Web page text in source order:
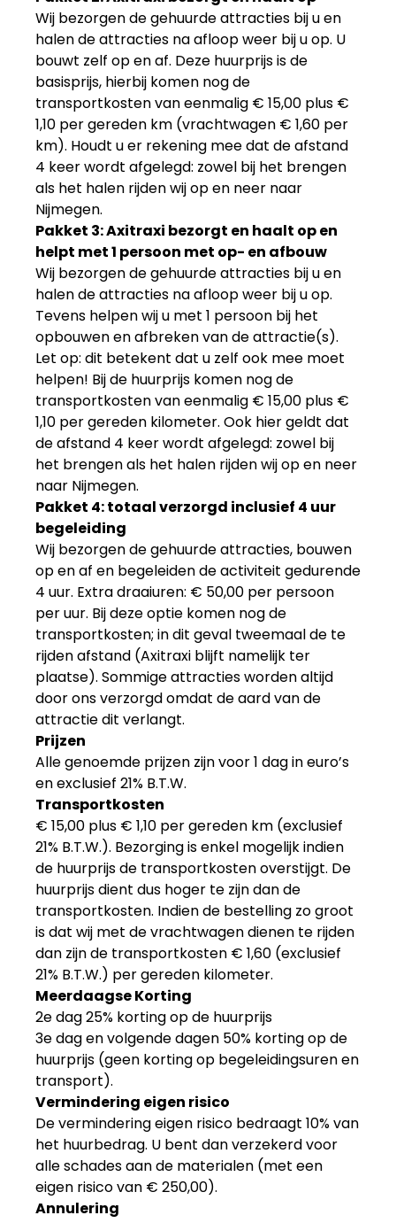
Wij bezorgen de gehuurde attracties bij u en
halen de attracties na afloop weer bij u op. U
bouwt zelf op en af. Deze huurprijs is de
basisprijs, hierbij komen nog de
transportkosten van eenmalig € 15,00 plus €
1,10 per gereden km (vrachtwagen € 1,60 per
km). Houdt u er rekening mee dat de afstand
4 keer wordt afgelegd: zowel bij het brengen
als het halen rijden wij op en neer naar
Nijmegen.
Pakket 3: Axitraxi bezorgt en haalt op en
helpt met 1 persoon met op- en afbouw
Wij bezorgen de gehuurde attracties bij u en
halen de attracties na afloop weer bij u op.
Tevens helpen wij u met 1 persoon bij het
opbouwen en afbreken van de attractie(s).
Let op: dit betekent dat u zelf ook mee moet
helpen! Bij de huurprijs komen nog de
transportkosten van eenmalig € 15,00 plus €
1,10 per gereden kilometer. Ook hier geldt dat
de afstand 4 keer wordt afgelegd: zowel bij
het brengen als het halen rijden wij op en neer
naar Nijmegen.
Pakket 4: totaal verzorgd inclusief 4 uur
begeleiding
Wij bezorgen de gehuurde attracties, bouwen
op en af en begeleiden de activiteit gedurende
4 uur. Extra draaiuren: € 50,00 per persoon
per uur. Bij deze optie komen nog de
transportkosten; in dit geval tweemaal de te
rijden afstand (Axitraxi blijft namelijk ter
plaatse). Sommige attracties worden altijd
door ons verzorgd omdat de aard van de
attractie dit verlangt.
Prijzen
Alle genoemde prijzen zijn voor 1 dag in euro’s
en exclusief 21% B.T.W.
Transportkosten
€ 15,00 plus € 1,10 per gereden km (exclusief
21% B.T.W.). Bezorging is enkel mogelijk indien
de huurprijs de transportkosten overstijgt. De
huurprijs dient dus hoger te zijn dan de
transportkosten. Indien de bestelling zo groot
is dat wij met de vrachtwagen dienen te rijden
dan zijn de transportkosten € 1,60 (exclusief
21% B.T.W.) per gereden kilometer.
Meerdaagse Korting
2e dag 25% korting op de huurprijs
3e dag en volgende dagen 50% korting op de
huurprijs (geen korting op begeleidingsuren en
transport).
Vermindering eigen risico
De vermindering eigen risico bedraagt 10% van
het huurbedrag. U bent dan verzekerd voor
alle schades aan de materialen (met een
eigen risico van € 250,00).
Annulering